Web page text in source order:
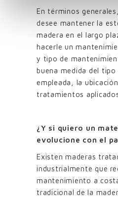
En términos
desee mantener la
madera en el largo
hacerle un
y tipo de
buena medida del tipo
empleada, la
tratamientos
¿Y si quiero un
evolucione con el
Existen maderas
industrialmente que
mantenimiento a
tradicional de la